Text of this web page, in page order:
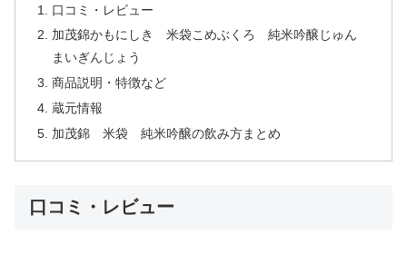
口コミ・レビュー
加茂錦かもにしき 米袋こめぶくろ 純米吟醸じゅん
まいぎんじょう
商品説明・特徴など
蔵元情報
加茂錦 米袋 純米吟醸の飲み方まとめ
口コミ・レビュー